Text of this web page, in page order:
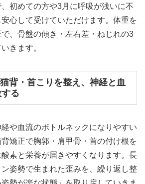
初めての方や3月に呼吸が浅いに不
心して受けていただけます。体重を
、骨盤の傾き・左右差・ねじれの3
きます。
背・首こりを整え、神経と血
る
や血流のボトルネックになりやすい
矯正で胸郭・肩甲骨・首の付け根を
素と栄養が届きやすくなります。長
姿勢で生まれた歪みを、繰り返し整